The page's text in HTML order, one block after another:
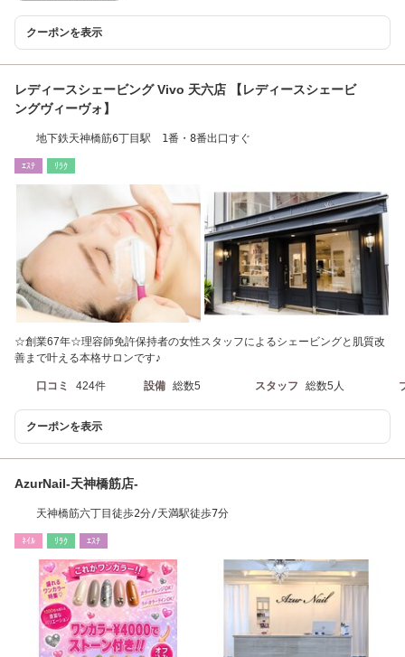
クーポンを表示
レディースシェービング Vivo 天六店 【レディースシェービ
ングヴィーヴォ】
地下鉄天神橋筋6丁目駅 1番・8番出口すぐ
ｴｽﾃ ﾘﾗｸ
☆創業67年☆理容師免許保持者の女性スタッフによるシェービングと肌質改
善まで叶える本格サロンです♪
口コミ 424件 設備 総数5 スタッフ 総数5人
クーポンを表示
AzurNail-天神橋筋店-
天神橋筋六丁目徒歩2分/天満駅徒歩7分
ﾈｲﾙ ﾘﾗｸ ｴｽﾃ